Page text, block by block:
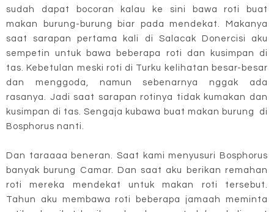
sudah dapat bocoran kalau ke sini bawa roti buat
makan burung-burung biar pada mendekat. Makanya
saat sarapan pertama kali di Salacak Donercisi aku
sempetin untuk bawa beberapa roti dan kusimpan di
tas. Kebetulan meski roti di Turku kelihatan besar-besar
dan menggoda, namun sebenarnya nggak ada
rasanya. Jadi saat sarapan rotinya tidak kumakan dan
kusimpan di tas. Sengaja kubawa buat makan burung di
Bosphorus nanti.
Dan taraaaa beneran. Saat kami menyusuri Bosphorus
banyak burung Camar. Dan saat aku berikan remahan
roti mereka mendekat untuk makan roti tersebut.
Tahun aku membawa roti beberapa jamaah meminta